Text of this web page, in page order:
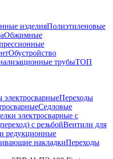
изделияПолиэтиленовые
Обжимные
Обустройство
трубыТОП
электросварныеПереходы
Седловые
электросварные с
с резьбойВентили для
редукционные
накладкиПереходы